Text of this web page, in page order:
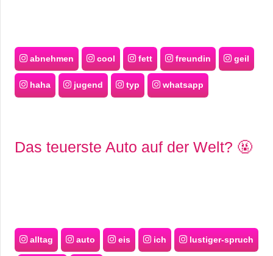
abnehmen cool fett freundin geil
haha jugend typ whatsapp
Das teuerste Auto auf der Welt? 🤬
alltag auto eis ich lustiger-spruch